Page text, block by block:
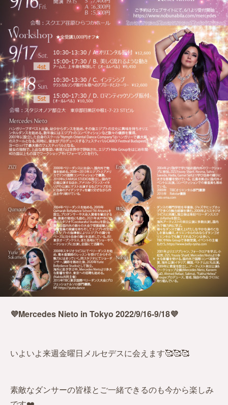
💜Mercedes Nieto in Tokyo 2022/9/16-9/18💜
いよいよ来週金曜日メルセデスに会えます🥰🥰🥰
素敵なダンサーの皆様とご一緒できるのも今から楽しみ